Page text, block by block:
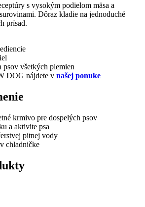
s vysokým podielom mäsa a
Dôraz kladie na jednoduché
prísad.
psov všetkých plemien
DOG nájdete v našej ponuke
krmivo pre dospelých psov
a aktivite psa
pitnej vody
chladničke